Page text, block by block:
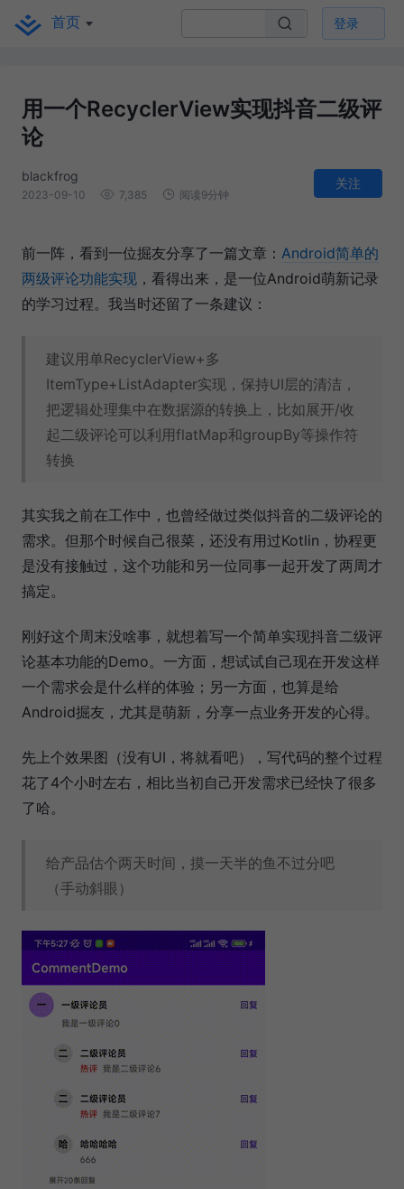
首页 登录
用一个RecyclerView实现抖音二级评
论
blackfrog
2023-09-10 7,385 阅读9分钟
关注
前一阵，看到一位掘友分享了一篇文章： Android简单的
两级评论功能实现 ，看得出来，是一位Android萌新记录
的学习过程。我当时还留了一条建议：
建议用单RecyclerView+多
ItemType+ListAdapter实现，保持UI层的清洁，
把逻辑处理集中在数据源的转换上，比如展开/收
起二级评论可以利用flatMap和groupBy等操作符
转换
其实我之前在工作中，也曾经做过类似抖音的二级评论的
需求。但那个时候自己很菜，还没有用过Kotlin，协程更
是没有接触过，这个功能和另一位同事一起开发了两周才
搞定。
刚好这个周末没啥事，就想着写一个简单实现抖音二级评
论基本功能的Demo。一方面，想试试自己现在开发这样
一个需求会是什么样的体验；另一方面，也算是给
Android掘友，尤其是萌新，分享一点业务开发的心得。
先上个效果图（没有UI，将就看吧），写代码的整个过程
花了4个小时左右，相比当初自己开发需求已经快了很多
了哈。
给产品估个两天时间，摸一天半的鱼不过分吧
（手动斜眼）